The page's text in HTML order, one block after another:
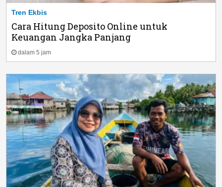
Tren Ekbis
Cara Hitung Deposito Online untuk
Keuangan Jangka Panjang
dalam 5 jam